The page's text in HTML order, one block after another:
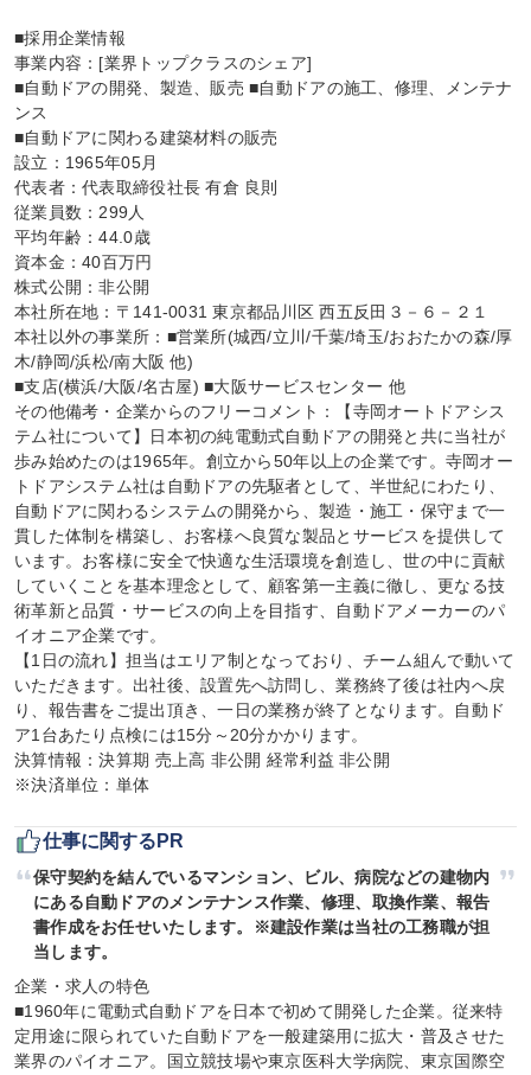
■採用企業情報
事業内容：[業界トップクラスのシェア]
■自動ドアの開発、製造、販売 ■自動ドアの施工、修理、メンテナ
ンス
■自動ドアに関わる建築材料の販売
設立：1965年05月
代表者：代表取締役社長 有倉 良則
従業員数：299人
平均年齢：44.0歳
資本金：40百万円
株式公開：非公開
本社所在地：〒141-0031 東京都品川区 西五反田３－６－２１
本社以外の事業所：■営業所(城西/立川/千葉/埼玉/おおたかの森/厚
木/静岡/浜松/南大阪 他)
■支店(横浜/大阪/名古屋) ■大阪サービスセンター 他
その他備考・企業からのフリーコメント：【寺岡オートドアシス
テム社について】日本初の純電動式自動ドアの開発と共に当社が
歩み始めたのは1965年。創立から50年以上の企業です。寺岡オー
トドアシステム社は自動ドアの先駆者として、半世紀にわたり、
自動ドアに関わるシステムの開発から、製造・施工・保守まで一
貫した体制を構築し、お客様へ良質な製品とサービスを提供して
います。お客様に安全で快適な生活環境を創造し、世の中に貢献
していくことを基本理念として、顧客第一主義に徹し、更なる技
術革新と品質・サービスの向上を目指す、自動ドアメーカーのパ
イオニア企業です。
【1日の流れ】担当はエリア制となっており、チーム組んで動いて
いただきます。出社後、設置先へ訪問し、業務終了後は社内へ戻
り、報告書をご提出頂き、一日の業務が終了となります。自動ド
ア1台あたり点検には15分～20分かかります。
決算情報：決算期 売上高 非公開 経常利益 非公開
※決済単位：単体
仕事に関するPR
保守契約を結んでいるマンション、ビル、病院などの建物内
にある自動ドアのメンテナンス作業、修理、取換作業、報告
書作成をお任せいたします。※建設作業は当社の工務職が担
当します。
企業・求人の特色
■1960年に電動式自動ドアを日本で初めて開発した企業。従来特
定用途に限られていた自動ドアを一般建築用に拡大・普及させた
業界のパイオニア。国立競技場や東京医科大学病院、東京国際空